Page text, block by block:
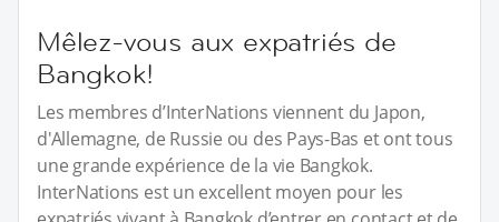
Mêlez-vous aux expatriés de
Bangkok!
Les membres d’InterNations viennent du Japon,
d'Allemagne, de Russie ou des Pays-Bas et ont tous
une grande expérience de la vie Bangkok.
InterNations est un excellent moyen pour les